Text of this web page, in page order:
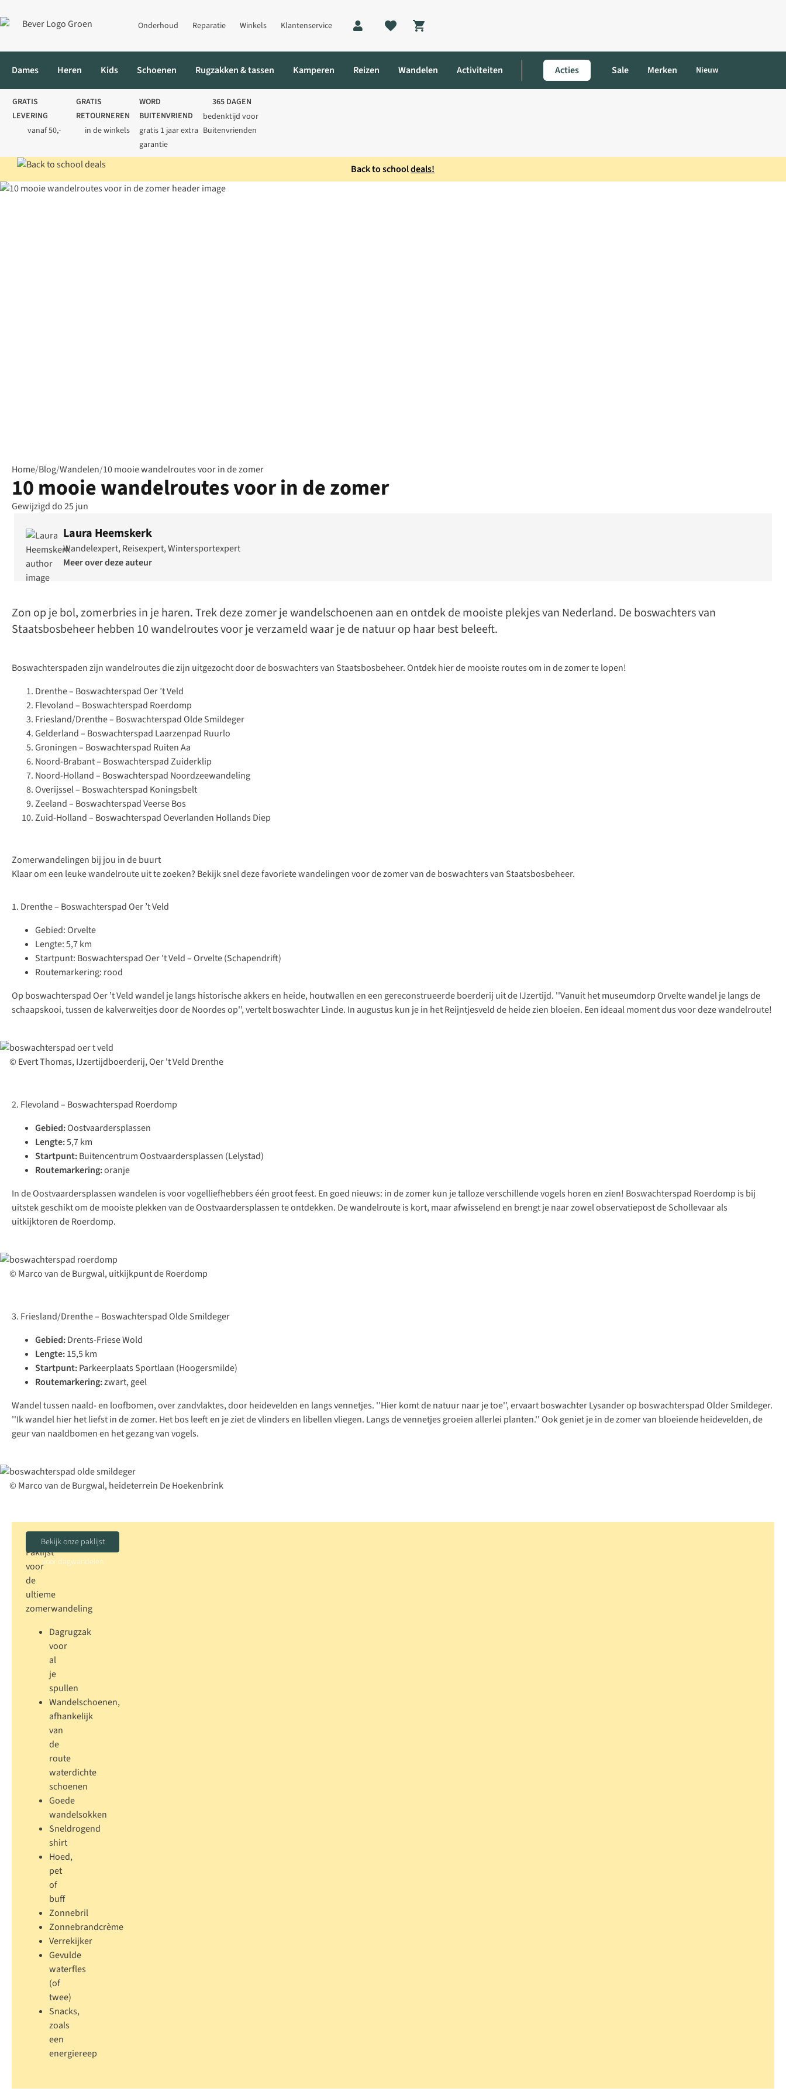
Onderhoud Reparatie Winkels Klantenservice
Shopping cart
Dames Heren Kids Schoenen Rugzakken & tassen Kamperen Reizen Wandelen Activiteiten Acties Sale Merken Nieuw
GRATIS
LEVERING
vanaf 50,-
GRATIS
RETOURNEREN
in de winkels
WORD
BUITENVRIEND
gratis 1 jaar extra
garantie
365 DAGEN
bedenktijd voor
Buitenvrienden
Back to schooldeals!
Home/Blog/Wandelen/10 mooie wandelroutes voor in de zomer
10 mooie wandelroutes voor in de zomer
Gewijzigd do 25 jun
Laura Heemskerk
Wandelexpert, Reisexpert, Wintersportexpert
Meer over deze auteur
Zon op je bol, zomerbries in je haren. Trek deze zomer je wandelschoenen aan en ontdek de mooiste plekjes van Nederland. De boswachters van
Staatsbosbeheer hebben 10 wandelroutes voor je verzameld waar je de natuur op haar best beleeft.
Boswachterspaden zijn wandelroutes die zijn uitgezocht door de boswachters van Staatsbosbeheer. Ontdek hier de mooiste routes om in de zomer te lopen!
Drenthe – Boswachterspad Oer ’t Veld
Flevoland – Boswachterspad Roerdomp
Friesland/Drenthe – Boswachterspad Olde Smildeger
Gelderland – Boswachterspad Laarzenpad Ruurlo
Groningen – Boswachterspad Ruiten Aa
Noord-Brabant – Boswachterspad Zuiderklip
Noord-Holland – Boswachterspad Noordzeewandeling
Overijssel – Boswachterspad Koningsbelt
Zeeland – Boswachterspad Veerse Bos
Zuid-Holland – Boswachterspad Oeverlanden Hollands Diep
Zomerwandelingen bij jou in de buurt
Klaar om een leuke wandelroute uit te zoeken? Bekijk snel deze favoriete wandelingen voor de zomer van de boswachters van Staatsbosbeheer.
1. Drenthe – Boswachterspad Oer ’t Veld
Gebied: Orvelte
Lengte: 5,7 km
Startpunt: Boswachterspad Oer 't Veld – Orvelte (Schapendrift)
Routemarkering: rood
Op boswachterspad Oer ’t Veldwandel je langs historische akkers en heide, houtwallen en een gereconstrueerde boerderij uit de IJzertijd. ''Vanuit het museumdorp Orvelte wandel je langs de
schaapskooi, tussen de kalverweitjes door de Noordes op'', vertelt boswachter Linde. In augustus kun je in het Reijntjesveld de heide zien bloeien. Een ideaal moment dus voor deze wandelroute!
© Evert Thomas, IJzertijdboerderij, Oer 't Veld Drenthe
2. Flevoland – Boswachterspad Roerdomp
Gebied:Oostvaardersplassen
Lengte:5,7 km
Startpunt:Buitencentrum Oostvaardersplassen (Lelystad)
Routemarkering:oranje
In de Oostvaardersplassen wandelen is voor vogelliefhebbers één groot feest. En goed nieuws: in de zomer kun je talloze verschillende vogels horen en zien! Boswachterspad Roerdomp is bij
uitstek geschikt om de mooiste plekken van de Oostvaardersplassen te ontdekken. De wandelroute is kort, maar afwisselend en brengt je naar zowel observatiepost de Schollevaar als
uitkijktoren de Roerdomp.
© Marco van de Burgwal, uitkijkpunt de Roerdomp
3. Friesland/Drenthe – Boswachterspad Olde Smildeger
Gebied:Drents-Friese Wold
Lengte:15,5 km
Startpunt:Parkeerplaats Sportlaan (Hoogersmilde)
Routemarkering:zwart, geel
Wandel tussen naald- en loofbomen, over zandvlaktes, door heidevelden en langs vennetjes. ''Hier komt de natuur naar je toe'', ervaart boswachter Lysander op boswachterspad Older Smildeger.
''Ik wandel hier het liefst in de zomer. Het bos leeft en je ziet de vlinders en libellen vliegen. Langs de vennetjes groeien allerlei planten.'' Ook geniet je in de zomer van bloeiende heidevelden, de
geur van naaldbomen en het gezang van vogels.
© Marco van de Burgwal, heideterrein De Hoekenbrink
Paklijst
voor
de
ultieme
zomerwandeling
Dagrugzak
voor
al
je
spullen
Wandelschoenen,
afhankelijk
van
de
route
waterdichte
schoenen
Goede
wandelsokken
Sneldrogend
shirt
Hoed,
pet
of
buff
Zonnebril
Zonnebrandcrème
Verrekijker
Gevulde
waterfles
(of
twee)
Snacks,
zoals
een
energiereep
Bekijk onze paklijst
voor dagwandelen